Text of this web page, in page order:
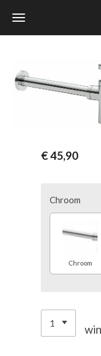
Ga
hoofdinhoud
€ 45,90
Chroom
Chroom